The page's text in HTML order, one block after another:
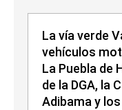
La vía verde
vehículos
La Puebla de
de la DGA, la
Adibama y